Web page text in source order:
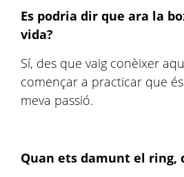
Es podria dir que ara la
vida?
Sí, des que vaig conèixer
començar a practicar que
meva passió.
Quan ets damunt el ring,